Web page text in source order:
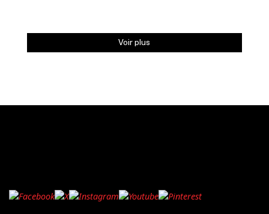
Voir plus